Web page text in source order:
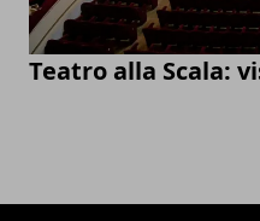
Teatro alla Scala: